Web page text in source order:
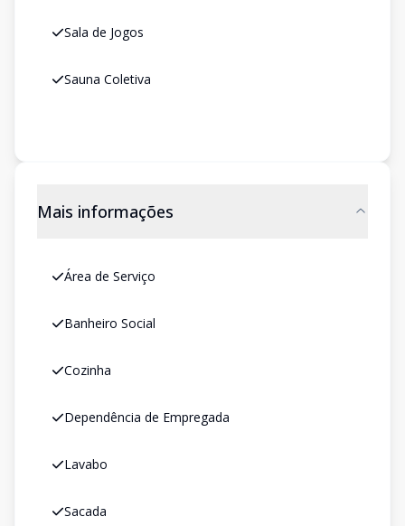
Sala de Jogos
Sauna Coletiva
Mais informações
Área de Serviço
Banheiro Social
Cozinha
Dependência de Empregada
Lavabo
Sacada